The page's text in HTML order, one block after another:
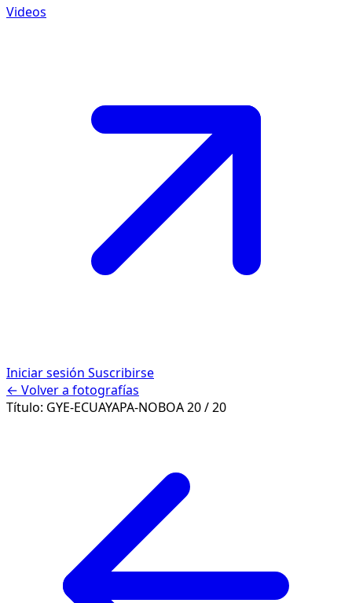
Videos
Iniciar sesión Suscribirse
← Volver a fotografías
Título: GYE-ECUAYAPA-NOBOA20 / 20